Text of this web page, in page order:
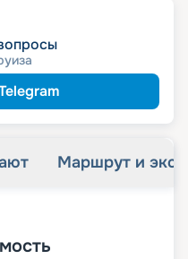
Маршрут и